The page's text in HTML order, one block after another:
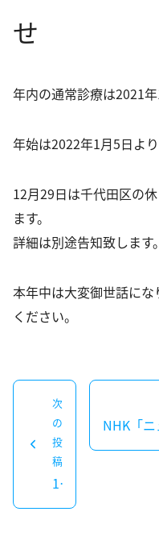
生活習慣病
新型コロナウイ
禁煙外来
アクセス
お問い合わせ
アンチエイジング
せ
年内の通常診療は2021
年始は2022年1月5日よ
12月29日は千代田区の
ます。
詳細は別途告知致します。
本年中は大変御世話に
ください。
投
ー
去
次
の
投
稿
投
12月24日 診療時間変更のお知らせ